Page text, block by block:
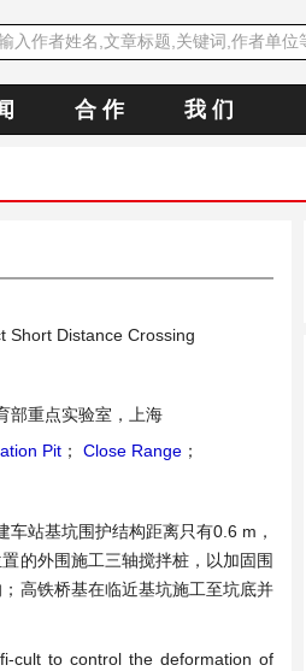
合 作 我 们
Short Distance Crossing
部重点实验室，上海
Pit ； Close Range ；
站基坑围护结构距离只有0.6 m，
的外围施工三轴搅拌桩，以加固围
高铁桥基在临近基坑施工至坑底并
cult to control the deformation of